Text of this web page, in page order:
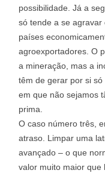
possibilidade. Já a
só tende a se
países
agroexportadores. O
a mineração, mas a
têm de gerar por si
em que não sejamos
prima.
O caso número três,
atraso. Limpar uma
avançado – o que
valor muito maior que